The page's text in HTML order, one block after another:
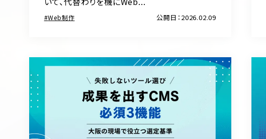
Web制作 公開日：2026.02.09